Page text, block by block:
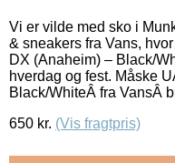
Vi er vilde med sko i
& sneakers fra Vans,
DX (Anaheim) – Black/
hverdag og fest. Måske
Black/WhiteÂ fra VansÂ
650 kr. (Vis fragtpris)